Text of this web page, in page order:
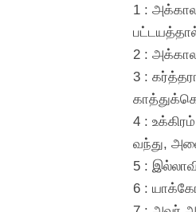
1 :
2 :
3 :
4 :
வந்து,
5 :
6 :